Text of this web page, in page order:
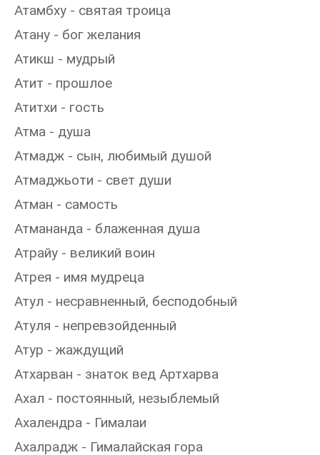
Атамбху - святая троица
Атану - бог желания
Атикш - мудрый
Атит - прошлое
Атитхи - гость
Атма - душа
Атмадж - сын, любимый душой
Атмаджьоти - свет души
Атман - самость
Атмананда - блаженная душа
Атрайу - великий воин
Атрея - имя мудреца
Атул - несравненный, бесподобный
Атуля - непревзойденный
Атур - жаждущий
Атхарван - знаток вед Артхарва
Ахал - постоянный, незыблемый
Ахалендра - Гималаи
Ахалрадж - Гималайская гора